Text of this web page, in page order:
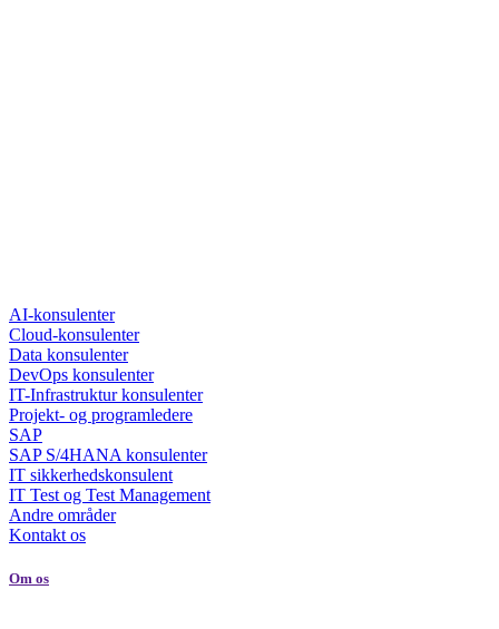
AI-konsulenter
Cloud-konsulenter
Data konsulenter
DevOps konsulenter
IT-Infrastruktur konsulenter
Projekt- og programledere
SAP
SAP S/4HANA konsulenter
IT sikkerhedskonsulent
IT Test og Test Management
Andre områder
Kontakt os
Om os